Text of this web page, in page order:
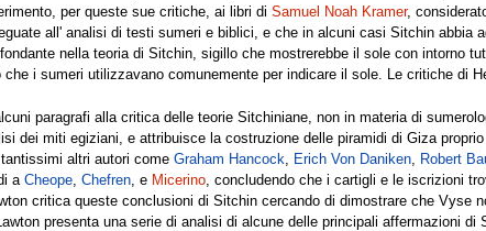
per queste sue critiche, ai libri diSamuel Noah Kramer,
all' analisi di testi sumeri e biblici, e che in alcuni casi Sitchin abbia
nella teoria di Sitchin, sigillo che mostrerebbe il sole con intorno
i sumeri utilizzavano comunemente per indicare il sole. Le critiche di
paragrafi alla critica delle teorie Sitchiniane, non in materia di
dei miti egiziani, e attribuisce la costruzione delle piramidi di Giza
altri autori comeGraham Hancock Erich Von Daniken Robert
aCheope ,Chefren , e Micerino , concludendo che i cartigli e le iscrizioni
critica queste conclusioni di Sitchin cercando di dimostrare che Vyse
presenta una serie di analisi di alcune delle principali affermazioni di